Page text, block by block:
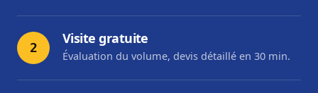
2
Visite gratuite
Évaluation du volume, devis détaillé en 30 min.